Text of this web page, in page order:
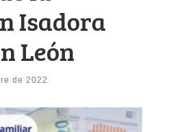
Isadora
León
de 2022